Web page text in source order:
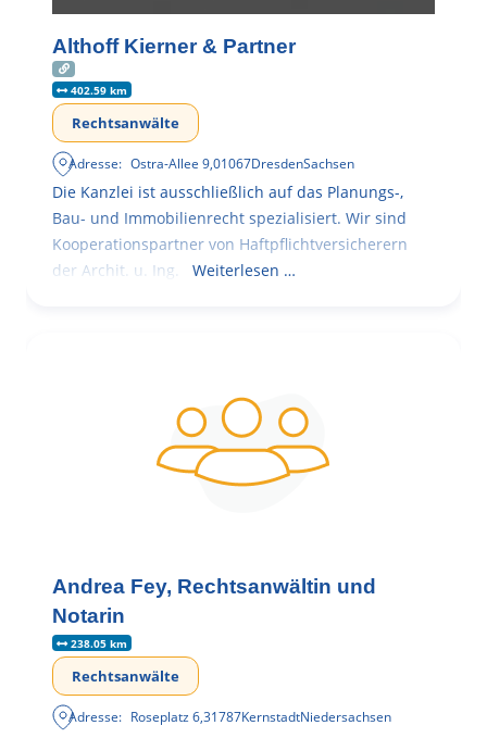
Althoff Kierner & Partner
402.59 km
Rechtsanwälte
Adresse: Ostra-Allee 9,01067DresdenSachsen
Die Kanzlei ist ausschließlich auf das Planungs-,
Bau- und Immobilienrecht spezialisiert. Wir sind
Kooperationspartner von Haftpflichtversicherern
der Archit. u. Ing.
Weiterlesen …
Andrea Fey, Rechtsanwältin und
Notarin
238.05 km
Rechtsanwälte
Adresse: Roseplatz 6,31787KernstadtNiedersachsen